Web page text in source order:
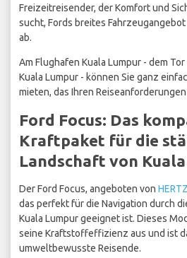
Freizeitreisender, der Komfort und
sucht, Fords breites
ab.
Am Flughafen Kuala Lumpur - dem
Kuala Lumpur - können Sie ganz
mieten, das Ihren
Ford Focus: Das
Kraftpaket für die
Landschaft von
Der Ford Focus, angeboten von HERTZ
das perfekt für die Navigation durch
Kuala Lumpur geeignet ist. Dieses
seine Kraftstoffeffizienz aus und ist
umweltbewusste Reisende.